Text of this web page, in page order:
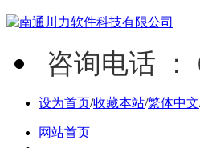
咨询电话 ：
设为首页/收藏本站/繁体中文
网站首页